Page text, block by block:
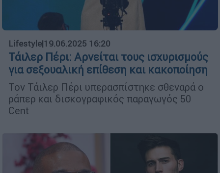
Lifestyle|19.06.2025 16:20
Τάιλερ Πέρι: Αρνείται τους ισχυρισμούς
για σεξουαλική επίθεση και κακοποίηση
Τον Τάιλερ Πέρι υπερασπίστηκε σθεναρά ο
ράπερ και δισκογραφικός παραγωγός 50
Cent